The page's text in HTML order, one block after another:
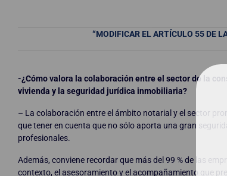
“MODIFICAR EL ARTÍCULO 55 DE
-¿Cómo valora la colaboración entre el sector de la
vivienda y la seguridad jurídica inmobiliaria?
– La colaboración entre el ámbito notarial y el sector
que tener en cuenta que no sólo aporta una gran
profesionales.
Además, conviene recordar que más del 99 % de las
contexto, el asesoramiento y el acompañamiento que